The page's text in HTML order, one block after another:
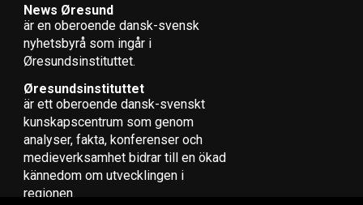
News Øresund
är en oberoende dansk-svensk
nyhets­byrå som ingår i
Øresundsinstituttet.
Øresundsinstituttet
är ett oberoende dansk-svenskt
kunskapscentrum som genom
analyser, fakta, konferenser och
medieverksamhet bidrar till en ökad
kännedom om utvecklingen i
regionen.